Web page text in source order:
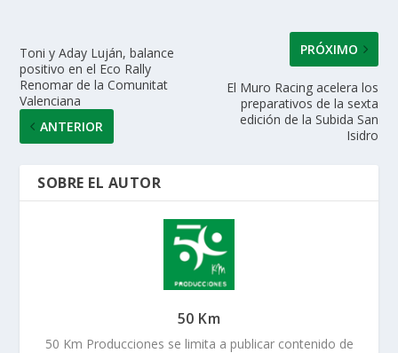
p k r
Toni y Aday Luján, balance
positivo en el Eco Rally
Renomar de la Comunitat
Valenciana
ANTERIOR
PRÓXIMO
El Muro Racing acelera los
preparativos de la sexta
edición de la Subida San
Isidro
SOBRE EL AUTOR
50 Km
50 Km Producciones se limita a publicar contenido de